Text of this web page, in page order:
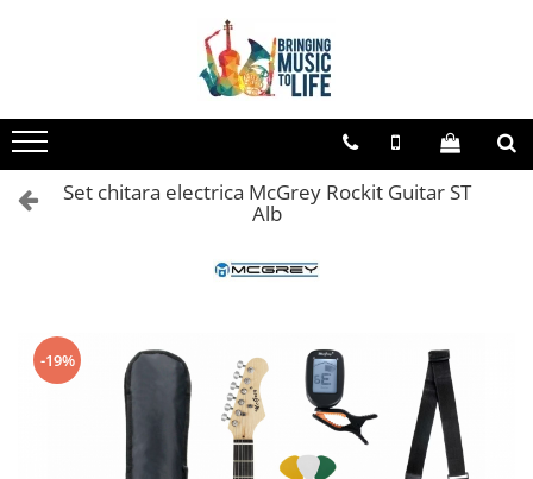
Saxofon
Sopran Sax
Alto Saxofon
Ancii
Bratara
Mustiuc saxofon sopran
Mustiuc saxofon alto
Set chitara electrica McGrey Rockit Guitar ST
Alb
-19%